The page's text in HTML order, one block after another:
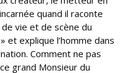
quand il raconte
vie et de scène du
et explique l’homme dans
Comment ne pas
grand Monsieur du